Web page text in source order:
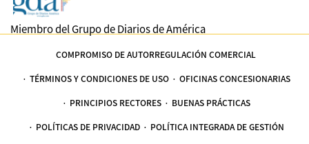
Miembro del Grupo de Diarios de América
COMPROMISO DE AUTORREGULACIÓN COMERCIAL
TÉRMINOS Y CONDICIONES DE USO OFICINAS CONCESIONARIAS
PRINCIPIOS RECTORES BUENAS PRÁCTICAS
POLÍTICAS DE PRIVACIDAD POLÍTICA INTEGRADA DE GESTIÓN